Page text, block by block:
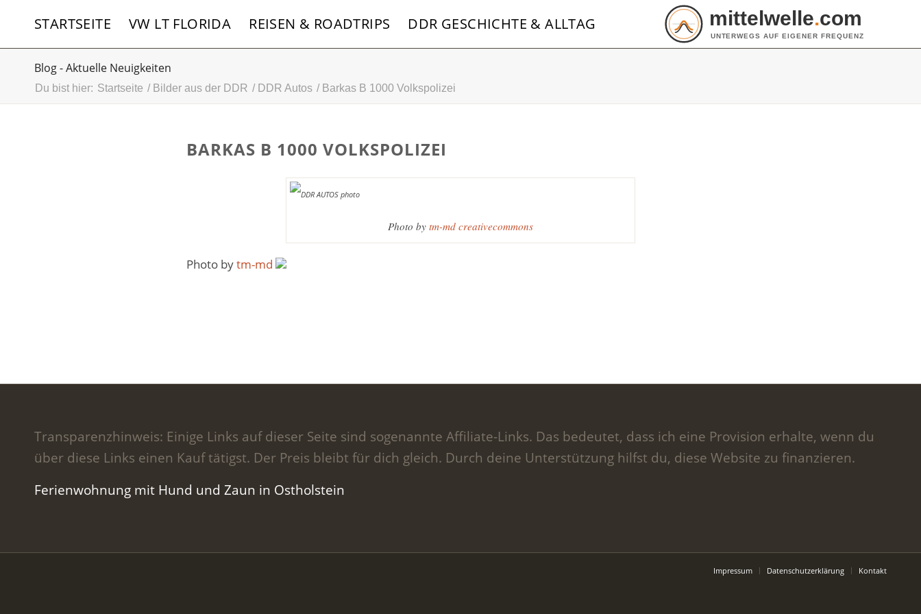
mittelwelle.com
UNTERWEGS AUF EIGENER FREQUENZ
STARTSEITE VW LT FLORIDA REISEN & ROADTRIPS DDR GESCHICHTE & ALLTAG
Blog - Aktuelle Neuigkeiten
Du bist hier: Startseite / Bilder aus der DDR / DDR Autos / Barkas B 1000 Volkspolizei
BARKAS B 1000 VOLKSPOLIZEI
Photo by tm-md creativecommons
Photo bytm-md
Transparenzhinweis: Einige Links auf dieser Seite sind sogenannte Affiliate-Links. Das bedeutet, dass ich eine Provision erhalte, wenn du
über diese Links einen Kauf tätigst. Der Preis bleibt für dich gleich. Durch deine Unterstützung hilfst du, diese Website zu finanzieren.
Ferienwohnung mit Hund und Zaun in Ostholstein
Impressum Datenschutzerklärung Kontakt